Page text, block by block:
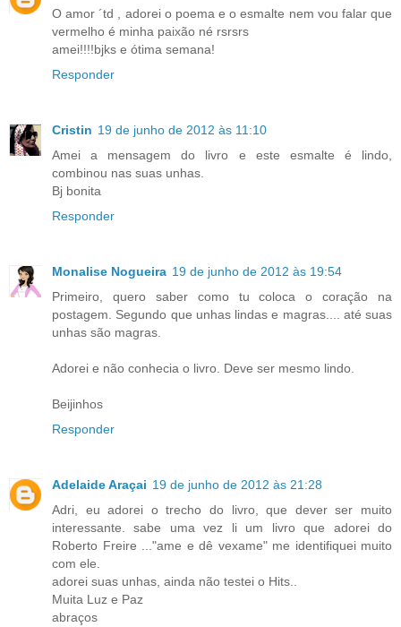
O amor ´td , adorei o poema e o esmalte nem vou falar que
vermelho é minha paixão né rsrsrs
amei!!!!bjks e ótima semana!
Responder
Cristin 19 de junho de 2012 às 11:10
Amei a mensagem do livro e este esmalte é lindo,
combinou nas suas unhas.
Bj bonita
Responder
Monalise Nogueira 19 de junho de 2012 às 19:54
Primeiro, quero saber como tu coloca o coração na
postagem. Segundo que unhas lindas e magras.... até suas
unhas são magras.
Adorei e não conhecia o livro. Deve ser mesmo lindo.
Beijinhos
Responder
Adelaide Araçai 19 de junho de 2012 às 21:28
Adri, eu adorei o trecho do livro, que dever ser muito
interessante. sabe uma vez li um livro que adorei do
Roberto Freire ..."ame e dê vexame" me identifiquei muito
com ele.
adorei suas unhas, ainda não testei o Hits..
Muita Luz e Paz
abraços